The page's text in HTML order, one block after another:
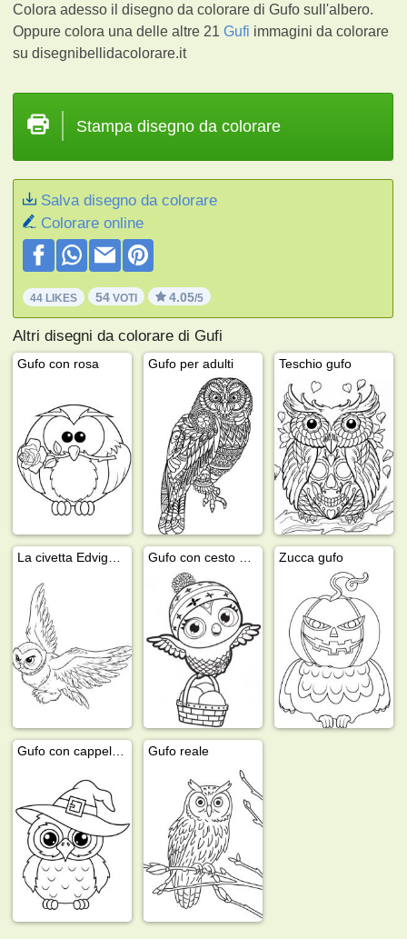
Colora adesso il disegno da colorare di Gufo sull'albero.
Oppure colora una delle altre 21Gufi immagini da colorare
su disegnibellidacolorare.it
Stampa disegno da colorare
Salva disegno da colorare
Colorare online
44 LIKES 54 VOTI 4.05/5
Altri disegni da colorare di Gufi
Gufo con rosa Gufo per adulti Teschio gufo
Zucca gufo
Gufo reale